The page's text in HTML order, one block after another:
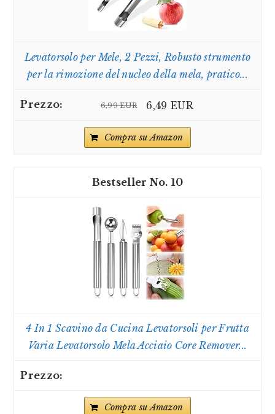
Levatorsolo per Mele, 2 Pezzi, Robusto strumento
per la rimozione del nucleo della mela, pratico...
6,99 EUR 6,49 EUR
Compra su Amazon
10
4 In 1 Scavino da Cucina Levatorsoli per Frutta
Varia Levatorsolo Mela Acciaio Core Remover...
Compra su Amazon